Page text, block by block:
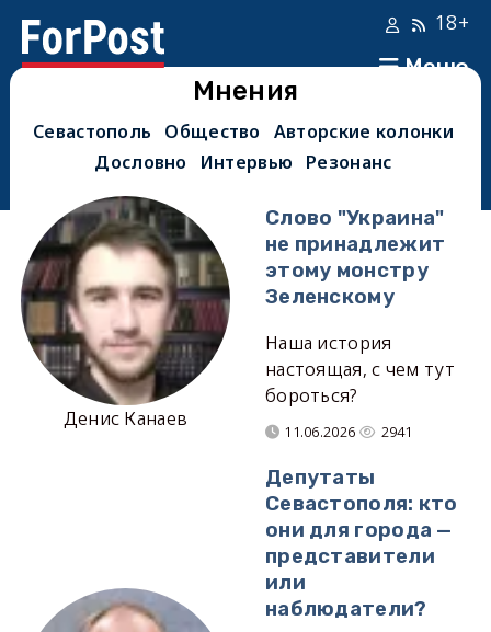
Меню
18+
Мнения
Севастополь Общество
Авторские колонки
Дословно
Интервью Резонанс
Денис Канаев
Слово "Украина"
не принадлежит
этому монстру
Зеленскому
Наша история
настоящая, с чем тут
бороться?
11.06.2026 2941
Депутаты
Севастополя: кто
они для города —
представители
или
наблюдатели?